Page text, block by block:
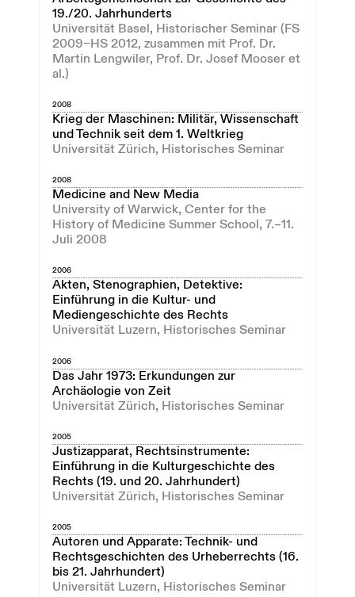
19./20. Jahrhunderts
Universität Basel, Historischer Seminar (FS
2009–HS 2012, zusammen mit Prof. Dr.
Martin Lengwiler, Prof. Dr. Josef Mooser et
al.)
2008
Krieg der Maschinen: Militär, Wissenschaft
und Technik seit dem 1. Weltkrieg
Universität Zürich, Historisches Seminar
2008
Medicine and New Media
University of Warwick, Center for the
History of Medicine Summer School, 7.–11.
Juli 2008
2006
Akten, Stenographien, Detektive:
Einführung in die Kultur- und
Mediengeschichte des Rechts
Universität Luzern, Historisches Seminar
2006
Das Jahr 1973: Erkundungen zur
Archäologie von Zeit
Universität Zürich, Historisches Seminar
2005
Justizapparat, Rechtsinstrumente:
Einführung in die Kulturgeschichte des
Rechts (19. und 20. Jahrhundert)
Universität Zürich, Historisches Seminar
2005
Autoren und Apparate: Technik- und
Rechtsgeschichten des Urheberrechts (16.
bis 21. Jahrhundert)
Universität Luzern, Historisches Seminar